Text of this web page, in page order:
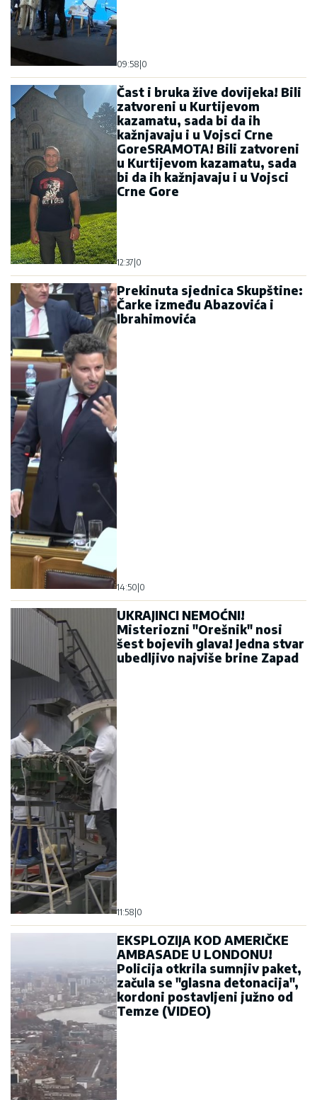
09:58 0
Čast i bruka žive dovijeka! Bili
zatvoreni u Kurtijevom
kazamatu, sada bi da ih
kažnjavaju i u Vojsci Crne
GoreSRAMOTA! Bili zatvoreni
u Kurtijevom kazamatu, sada
bi da ih kažnjavaju i u Vojsci
Crne Gore
12:37 0
Prekinuta sjednica Skupštine:
Čarke između Abazovića i
Ibrahimovića
14:50 0
UKRAJINCI NEMOĆNI!
Misteriozni "Orešnik" nosi
šest bojevih glava! Jedna stvar
ubedljivo najviše brine Zapad
11:58 0
EKSPLOZIJA KOD AMERIČKE
AMBASADE U LONDONU!
Policija otkrila sumnjiv paket,
začula se "glasna detonacija",
kordoni postavljeni južno od
Temze (VIDEO)